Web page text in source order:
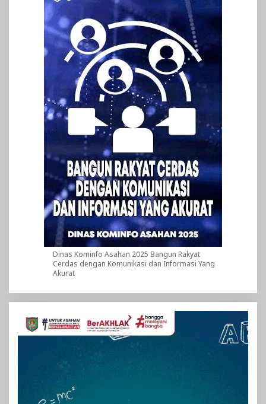
Dinas Kominfo Asahan 2025 Bangun Rakyat
Cerdas dengan Komunikasi dan Informasi Yang
Akurat
Pemutar
Video